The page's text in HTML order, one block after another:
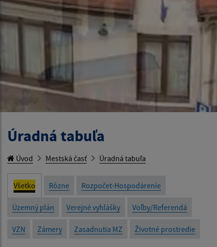
Úradná tabuľa
Úvod Mestská časť Úradná tabuľa
Všetko Rôzne Rozpočet-Hospodárenie
Územný plán Verejné vyhlášky Voľby/Referendá
VZN Zámery Zasadnutia MZ Životné prostredie